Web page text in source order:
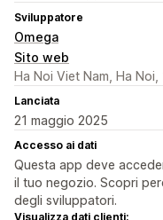
Sviluppatore
Omega
Sito web
Ha Noi Viet Nam, Ha
Lanciata
21 maggio 2025
Accesso ai dati
Questa app deve
il tuo negozio. Scopri
degli sviluppatori.
Visualizza dati clienti: